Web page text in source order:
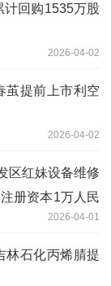
计回购1535万股
2026-04-02
茧提前上市利空
2026-04-02
区红妹设备维修
册资本1万人民
2026-04-01
林石化丙烯腈提